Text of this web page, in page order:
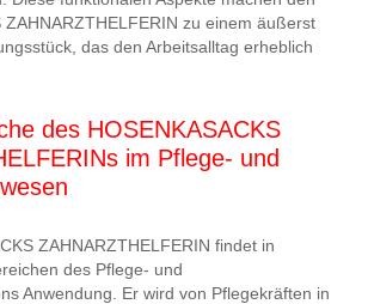
ZAHNARZTHELFERIN zu einem äußerst
das den Arbeitsalltag erheblich
des HOSENKASACKS
im Pflege- und
ZAHNARZTHELFERIN findet in
des Pflege- und
Anwendung. Er wird von Pflegekräften in